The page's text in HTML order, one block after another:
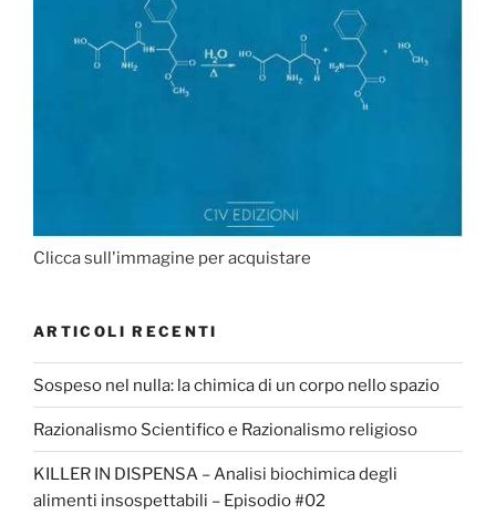
Clicca sull'immagine per acquistare
ARTICOLI RECENTI
Sospeso nel nulla: la chimica di un corpo nello spazio
Razionalismo Scientifico e Razionalismo religioso
KILLER IN DISPENSA – Analisi biochimica degli
alimenti insospettabili – Episodio #02